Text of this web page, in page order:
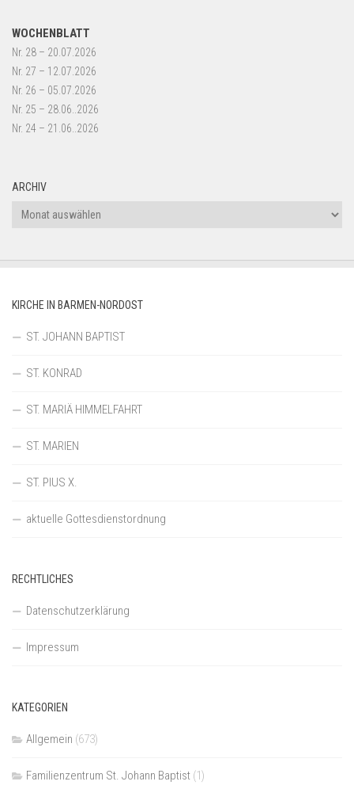
WOCHENBLATT
Nr. 28 – 20.07.2026
Nr. 27 – 12.07.2026
Nr. 26 – 05.07.2026
Nr. 25 – 28.06..2026
Nr. 24 – 21.06..2026
ARCHIV
Archiv
KIRCHE IN BARMEN-NORDOST
ST. JOHANN BAPTIST
ST. KONRAD
ST. MARIÄ HIMMELFAHRT
ST. MARIEN
ST. PIUS X.
aktuelle Gottesdienstordnung
RECHTLICHES
Datenschutzerklärung
Impressum
KATEGORIEN
Allgemein (673)
Familienzentrum St. Johann Baptist (1)